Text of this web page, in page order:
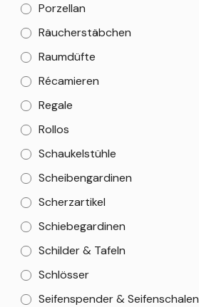
Porzellan
Räucherstäbchen
Raumdüfte
Récamieren
Regale
Rollos
Schaukelstühle
Scheibengardinen
Scherzartikel
Schiebegardinen
Schilder & Tafeln
Schlösser
Seifenspender & Seifenschalen